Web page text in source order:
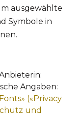
ausgewählte
Symbole in
Angaben:
(«Privacy
und